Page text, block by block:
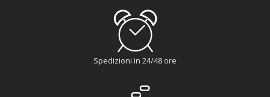
Spedizioni in 24/48 ore